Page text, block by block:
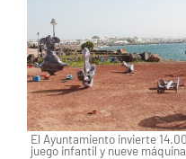
El Ayuntamiento invierte
juego infantil y nueve